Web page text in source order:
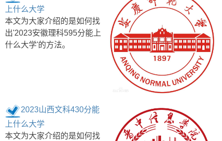
上什么大学
本文为大家介绍的是如何找
出'2023安徽理科595分能上
什么大学'的方法。
2023山西文科430分能
上什么大学
本文为大家介绍的是如何找